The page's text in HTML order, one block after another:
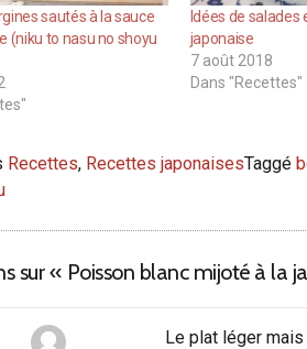
sautés à la sauce
(niku to nasu no shoyu
Idées de salades
japonaise
7 août 2018
Dans "Recettes"
Recettes, Recettes japonaisesTaggé
sur « Poisson blanc mijoté à la
Le plat léger